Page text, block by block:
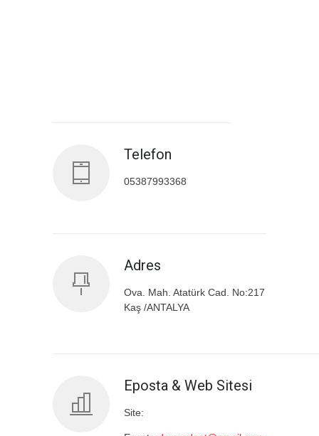
Telefon
05387993368
Adres
Ova. Mah. Atatürk Cad. No:217
Kaş /ANTALYA
Eposta & Web Sitesi
Site: